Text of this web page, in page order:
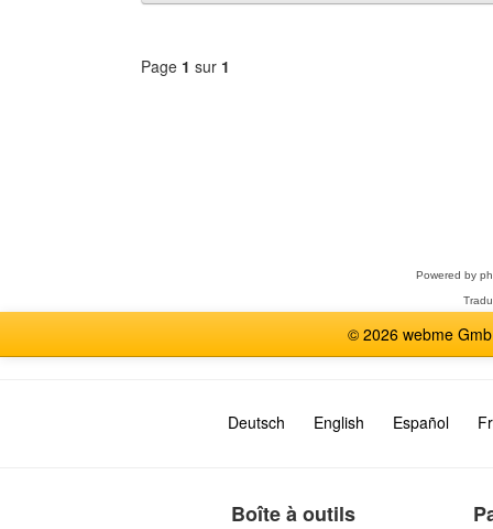
Page 1 sur 1
Powered by
© 2026 webme
Deutsch English Español
Boîte à outils